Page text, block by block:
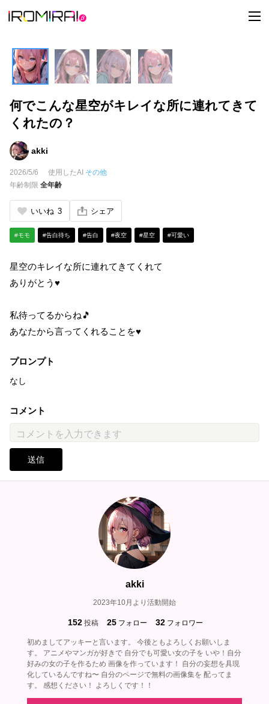
t
o
g
a
何でこんな星空がキレイな所に連れてきて
くれたの？
akki
2026/5/6 使用したAI その他
年齢制限 全年齢
いいね 3 シェア
#モモ #告白待ち #告白 #夜空 #星空 #可愛い
星空のキレイな所に連れてきてくれて
ありがとう♥
私待ってるからね🎵
あなたから言ってくれることを♥
プロンプト
なし
コメント
送信
akki
2023年10月より活動開始
152 投稿 25 フォロー 32 フォロワー
初めましてアッキーと言います。 今後ともよろしくお願いしま
す。 アニメやマンガが好きで 自分でも可愛い女の子を いや！自分
好みの女の子を作るため 画像を作っています！ 自分の妄想を具現
化しているんですね〜 自分のページで無料の画像集を 配ってま
す。 感想ください！ よろしくです！！